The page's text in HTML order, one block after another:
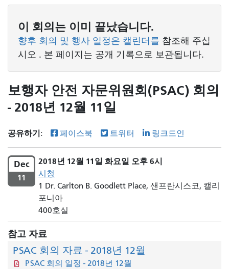
이 회의는 이미 끝났습니다.
향후 회의 및 행사 일정은 캘린더를 참조해 주십
시오 . 본 페이지는 공개 기록으로 보관됩니다.
보행자 안전 자문위원회(PSAC) 회의
- 2018년 12월 11일
공유하기: 페이스북 트위터 링크드인
Dec
11
2018년 12월 11일 화요일 오후 6시
시청
1 Dr. Carlton B. Goodlett Place, 샌프란시스코, 캘리
포니아
400호실
참고 자료
PSAC 회의 자료 - 2018년 12월
PSAC 회의 일정 - 2018년 12월